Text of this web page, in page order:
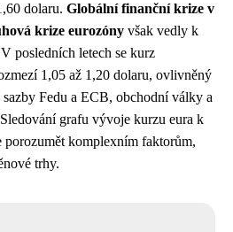
dolaru. Globální finanční krize v
krize eurozóny však vedly k
posledních letech se kurz
1,05 až 1,20 dolaru, ovlivněný
Fedu a ECB, obchodní války a
grafu vývoje kurzu eura k
porozumět komplexním faktorům,
trhy.